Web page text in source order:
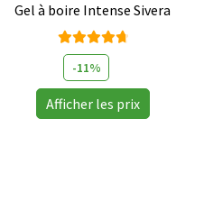
Gel à boire Intense Sivera
Note
4.83 sur
-11%
Afficher les prix